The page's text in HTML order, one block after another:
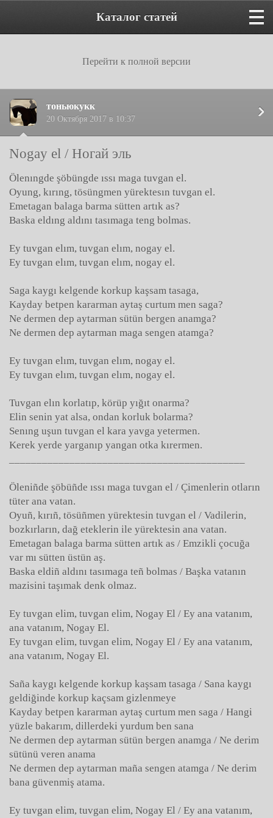
Каталог статей
Перейти к полной версии
тоньюкукк
20 Октября 2017 в 10:37
Nogay el / Ногай эль
Ölenıngde şöbüngde ıssı maga tuvgan el.
Oyung, kırıng, tösüngmen yürektesın tuvgan el.
Emetagan balaga barma sütten artık as?
Baska eldıng aldını tasımaga teng bolmas.
Ey tuvgan elım, tuvgan elım, nogay el.
Ey tuvgan elım, tuvgan elım, nogay el.
Saga kaygı kelgende korkup kaşsam tasaga,
Kayday betpen kararman aytaş curtum men saga?
Ne dermen dep aytarman sütün bergen anamga?
Ne dermen dep aytarman maga sengen atamga?
Ey tuvgan elım, tuvgan elım, nogay el.
Ey tuvgan elım, tuvgan elım, nogay el.
Tuvgan elın korlatıp, körüp yığıt onarma?
Elin senin yat alsa, ondan korluk bolarma?
Senıng uşun tuvgan el kara yavga yetermen.
Kerek yerde yarganıp yangan otka kırermen.
Öleniñde şöbüñde ıssı maga tuvgan el / Çimenlerin otların
tüter ana vatan.
Oyuñ, kırıñ, tösüñmen yürektesin tuvgan el / Vadilerin,
bozkırların, dağ eteklerin ile yürektesin ana vatan.
Emetagan balaga barma sütten artık as / Emzikli çocuğa
var mı sütten üstün aş.
Baska eldiñ aldını tasımaga teñ bolmas / Başka vatanın
mazisini taşımak denk olmaz.
Ey tuvgan elim, tuvgan elim, Nogay El / Ey ana vatanım,
ana vatanım, Nogay El.
Ey tuvgan elim, tuvgan elim, Nogay El / Ey ana vatanım,
ana vatanım, Nogay El.
Saña kaygı kelgende korkup kaşsam tasaga / Sana kaygı
geldiğinde korkup kaçsam gizlenmeye
Kayday betpen kararman aytaş curtum men saga / Hangi
yüzle bakarım, dillerdeki yurdum ben sana
Ne dermen dep aytarman sütün bergen anamga / Ne derim
sütünü veren anama
Ne dermen dep aytarman maña sengen atamga / Ne derim
bana güvenmiş atama.
Ey tuvgan elim, tuvgan elim, Nogay El / Ey ana vatanım,